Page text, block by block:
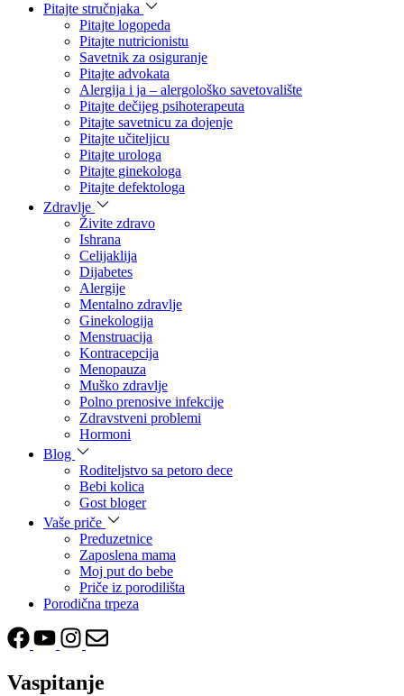
Pitajte stručnjaka
Pitajte logopeda
Pitajte nutricionistu
Savetnik za osiguranje
Pitajte advokata
Alergija i ja – alergološko savetovalište
Pitajte dečijeg psihoterapeuta
Pitajte savetnicu za dojenje
Pitajte učiteljicu
Pitajte urologa
Pitajte ginekologa
Pitajte defektologa
Zdravlje
Živite zdravo
Ishrana
Celijaklija
Dijabetes
Alergije
Mentalno zdravlje
Ginekologija
Menstruacija
Kontracepcija
Menopauza
Muško zdravlje
Polno prenosive infekcije
Zdravstveni problemi
Hormoni
Blog
Roditeljstvo sa petoro dece
Bebi kolica
Gost bloger
Vaše priče
Preduzetnice
Zaposlena mama
Moj put do bebe
Priče iz porodilišta
Porodična trpeza
Vaspitanje